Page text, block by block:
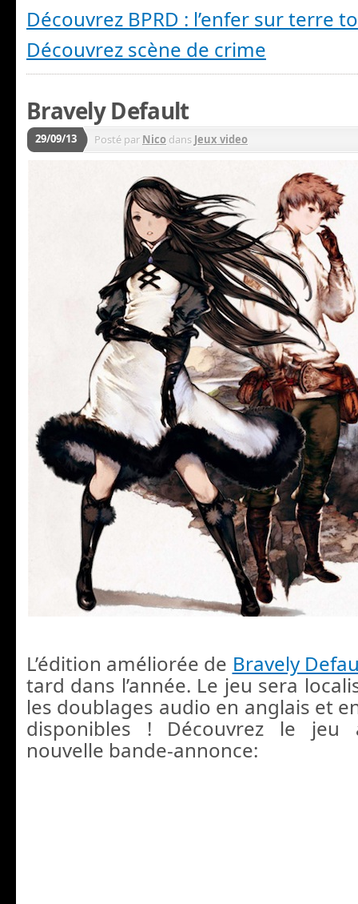
Découvrez BPRD : l’enfer sur terre
Découvrez scène de crime
Bravely Default
29/09/13 Posté par Nico dans Jeux video
L’édition améliorée de Bravely
tard dans l’année. Le jeu sera
les doublages audio en anglais et
disponibles ! Découvrez le jeu
nouvelle bande-annonce: